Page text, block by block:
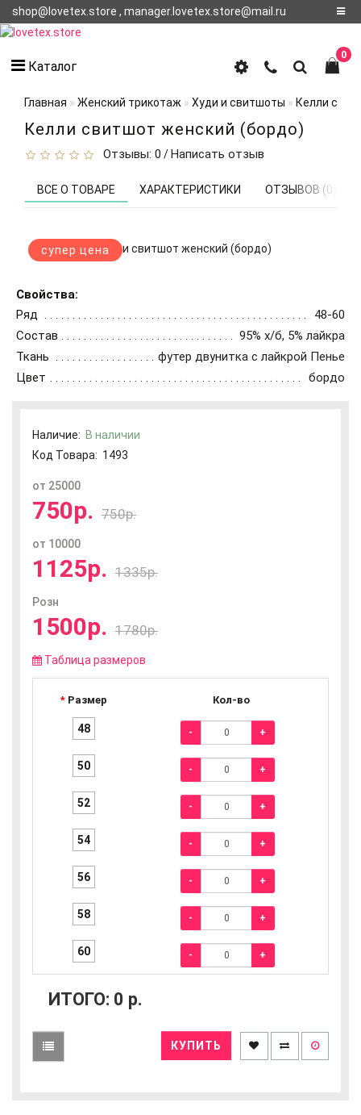
shop@lovetex.store , manager.lovetex.store@mail.ru
О НАС
О
ДОСТАВКЕ
Каталог
0
Главная Женский трикотаж Худи и свитшоты Келли
Келли свитшот женский (бордо)
Отзывы: 0 /Написать отзыв
ВСЕ О ТОВАРЕ ХАРАКТЕРИСТИКИ ОТЗЫВОВ (0)
супер цена
Свойства:
Ряд
48-60
Состав
95% х/б, 5% лайкра
Ткань
футер двунитка с лайкрой Пенье
Цвет
бордо
Наличие: В наличии
Код Товара: 1493
от 25000
750р. 750р.
от 10000
1125р. 1335р.
Розн
1500р. 1780р.
Таблица размеров
Размер Кол-во
48 - +
50 - +
52 - +
54 - +
56 - +
58 - +
60 - +
ИТОГО: 0 р.
КУПИТЬ